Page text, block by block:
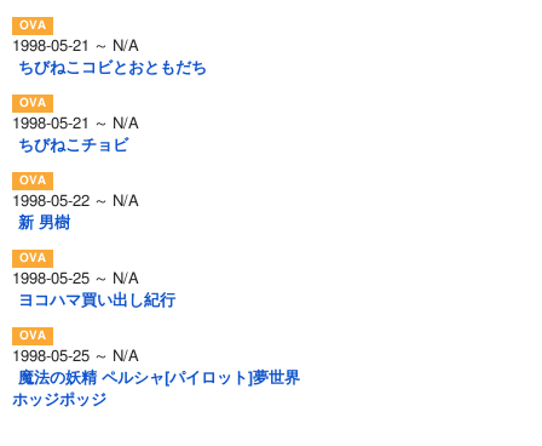
1998-05-21 ～ N/A
ちびねこコビとおともだち
1998-05-21 ～ N/A
ちびねこチョビ
1998-05-22 ～ N/A
新 男樹
1998-05-25 ～ N/A
ヨコハマ買い出し紀行
1998-05-25 ～ N/A
魔法の妖精 ペルシャ[パイロット]夢世界
ホッジポッジ